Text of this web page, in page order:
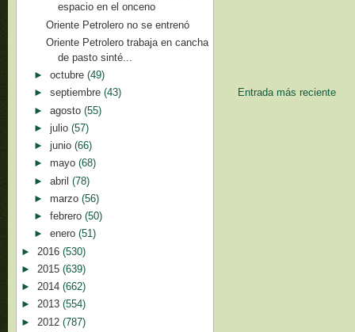
Entrada más reciente
espacio en el onceno
Oriente Petrolero no se entrenó
Oriente Petrolero trabaja en cancha
de pasto sinté...
► octubre (49)
► septiembre (43)
► agosto (55)
► julio (57)
► junio (66)
► mayo (68)
► abril (78)
► marzo (56)
► febrero (50)
► enero (51)
► 2016 (530)
► 2015 (639)
► 2014 (662)
► 2013 (554)
► 2012 (787)